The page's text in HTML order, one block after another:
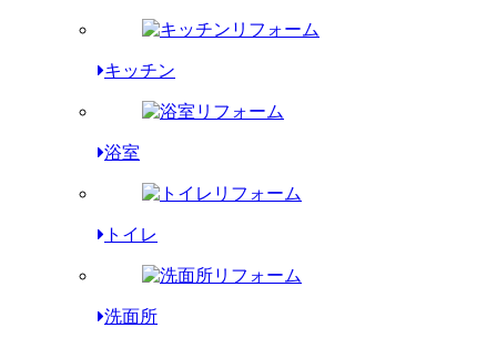
キッチン
浴室
トイレ
洗面所